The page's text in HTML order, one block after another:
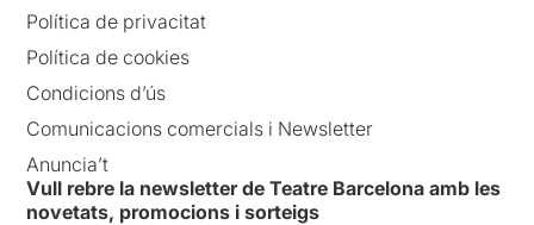
Política de privacitat
Política de cookies
Condicions d’ús
Comunicacions comercials i Newsletter
Anuncia’t
Vull rebre la newsletter de Teatre Barcelona amb les
novetats, promocions i sorteigs